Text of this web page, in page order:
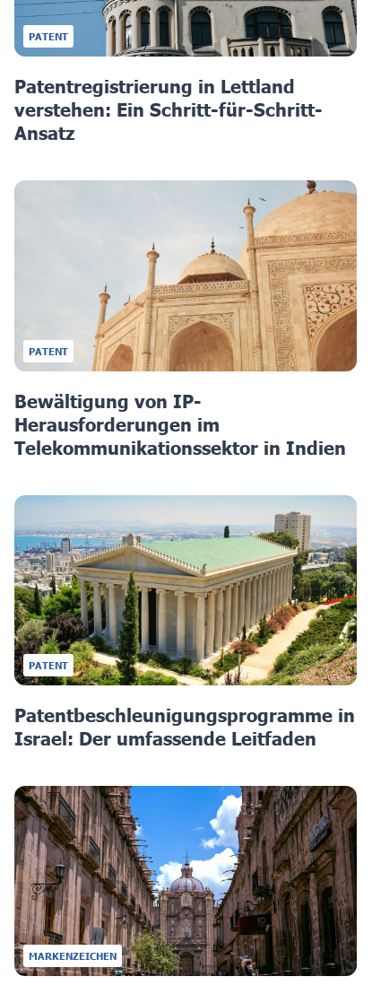
PATENT
Patentregistrierung in Lettland
verstehen: Ein Schritt-für-Schritt-
Ansatz
PATENT
Bewältigung von IP-
Herausforderungen im
Telekommunikationssektor in Indien
PATENT
Patentbeschleunigungsprogramme in
Israel: Der umfassende Leitfaden
MARKENZEICHEN